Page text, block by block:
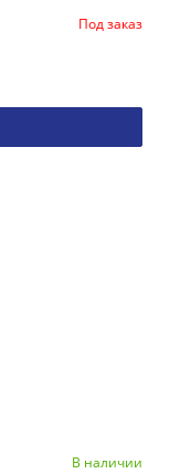
Под заказ
В наличии